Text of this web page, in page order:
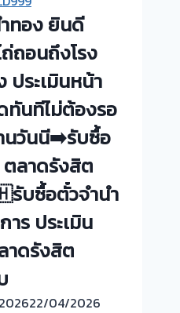
ทอง ยินดี
ถอนถึงโรง
ประเมินหน้า
ทันทีไม่ต้องรอ
นวันนี➡️รับซื้อ
ลาดรังสิต
บซื้อตั๋วจำนำ
ร ประเมิน
าดรังสิต
22/04/2026